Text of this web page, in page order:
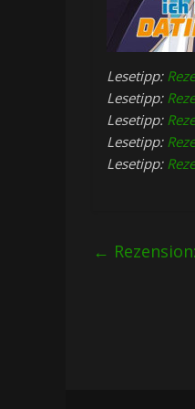
Lesetipp:
Lesetipp:
Lesetipp:
Lesetipp:
Lesetipp:
←